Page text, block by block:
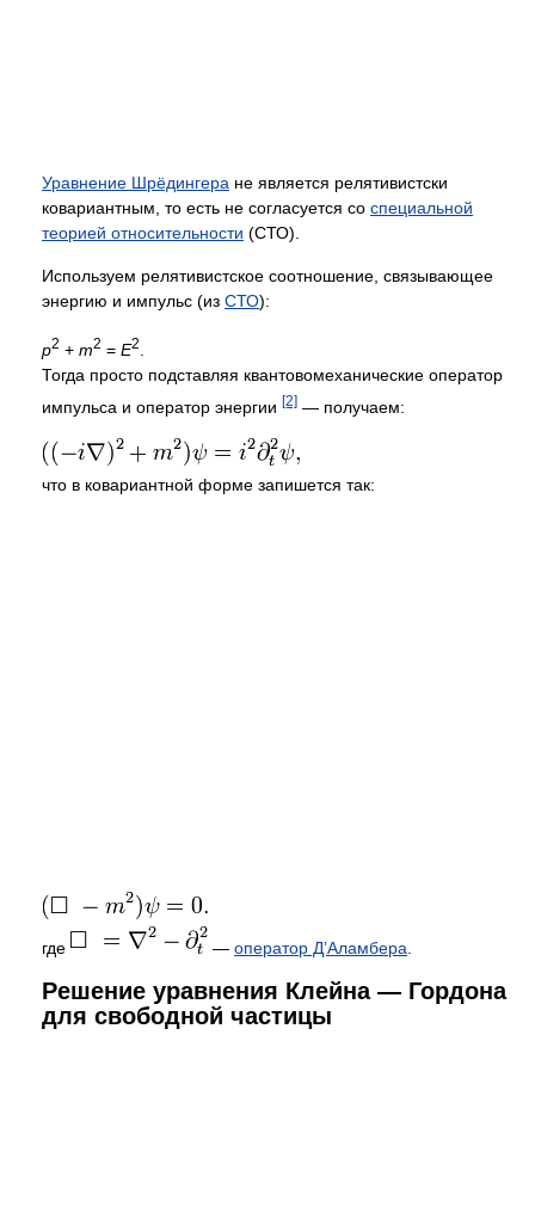
Уравнение Шрёдингера не является релятивистски
ковариантным, то есть не согласуется со специальной
теорией относительности (СТО).
Используем релятивистское соотношение, связывающее
энергию и импульс (из СТО):
p2 + m2 = E2.
Тогда просто подставляя квантовомеханическиe оператор
импульса и оператор энергии [2] — получаем:
что в ковариантной форме запишется так:
где — оператор Д’Аламбера
Решение уравнения Клейна — Гордона
для свободной частицы